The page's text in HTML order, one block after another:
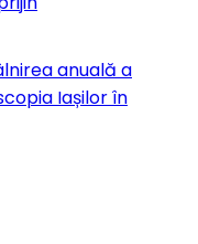
anuală a
Iașilor în